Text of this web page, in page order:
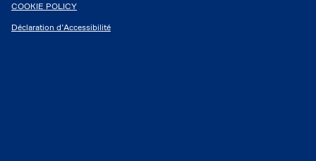
COOKIE POLICY
Déclaration d’Accessibilité